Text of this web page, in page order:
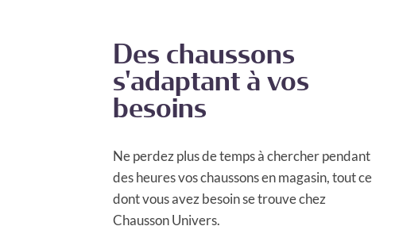
Des chaussons
s'adaptant à vos
besoins
Ne perdez plus de temps à chercher pendant
des heures vos chaussons en magasin, tout ce
dont vous avez besoin se trouve chez
Chausson Univers.